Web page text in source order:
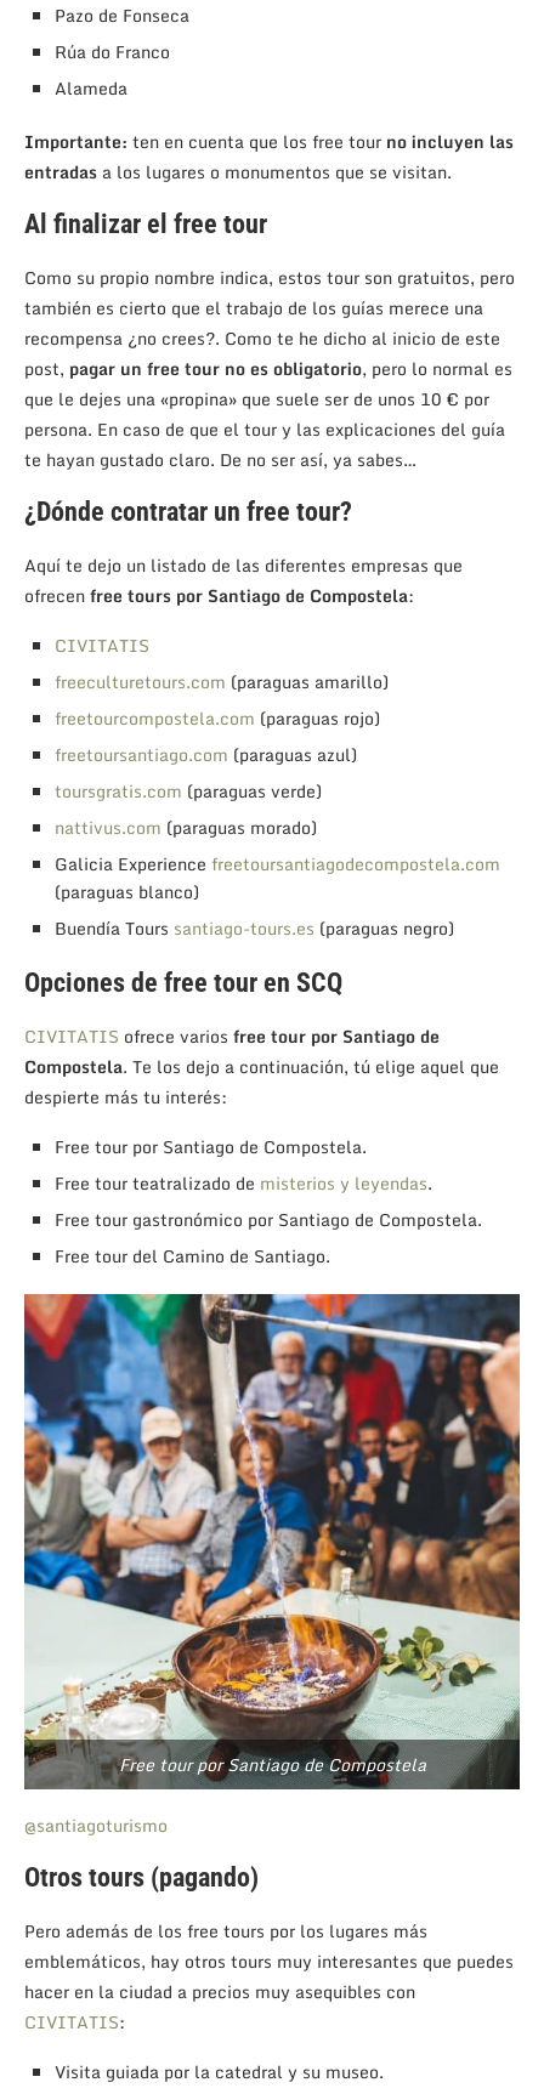
Pazo de Fonseca
Rúa do Franco
Alameda
Importante: ten en cuenta que los free tour no incluyen las
entradas a los lugares o monumentos que se visitan.
Al finalizar el free tour
Como su propio nombre indica, estos tour son gratuitos, pero
también es cierto que el trabajo de los guías merece una
recompensa ¿no crees?. Como te he dicho al inicio de este
post, pagar un free tour no es obligatorio, pero lo normal es
que le dejes una «propina» que suele ser de unos 10 € por
persona. En caso de que el tour y las explicaciones del guía
te hayan gustado claro. De no ser así, ya sabes…
¿Dónde contratar un free tour?
Aquí te dejo un listado de las diferentes empresas que
ofrecenfree tours por Santiago de Compostela:
CIVITATIS
freeculturetours.com (paraguas amarillo)
freetourcompostela.com (paraguas rojo)
freetoursantiago.com (paraguas azul)
toursgratis.com (paraguas verde)
nattivus.com (paraguas morado)
Galicia Experience freetoursantiagodecompostela.com
(paraguas blanco)
Buendía Tours santiago-tours.es (paraguas negro)
Opciones de free tour en SCQ
CIVITATIS ofrece varios free tour por Santiago de
Compostela. Te los dejo a continuación, tú elige aquel que
despierte más tu interés:
Free tour por Santiago de Compostela.
Free tour teatralizado de misterios y leyendas.
Free tour gastronómico por Santiago de Compostela.
Free tour del Camino de Santiago.
Free tour por Santiago de Compostela
@santiagoturismo
Otros tours (pagando)
Pero además de los free tours por los lugares más
emblemáticos, hay otros tours muy interesantes que puedes
hacer en la ciudad a precios muy asequibles con
CIVITATIS:
Visita guiada por la catedral y su museo.